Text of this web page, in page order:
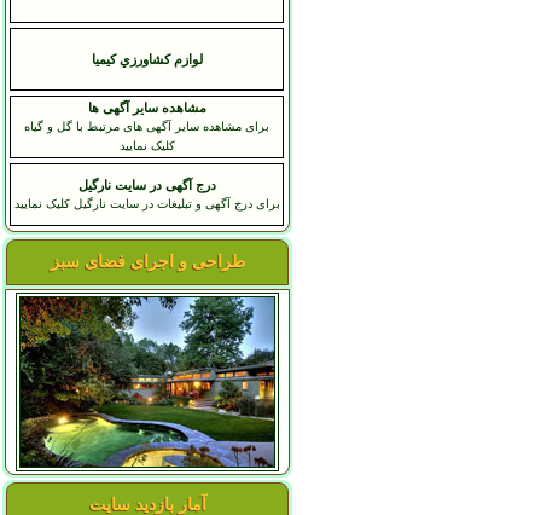
لوازم کشاورزي کيميا
مشاهده سایر آگهی ها
برای مشاهده سایر آگهی های مرتبط با گل و گیاه
کلیک نمایید
درج آگهی در سایت نارگیل
برای درج آگهی و تبلیغات در سایت نارگیل کلیک نمایید
طراحی و اجرای فضای سبز
آمار بازدید سایت